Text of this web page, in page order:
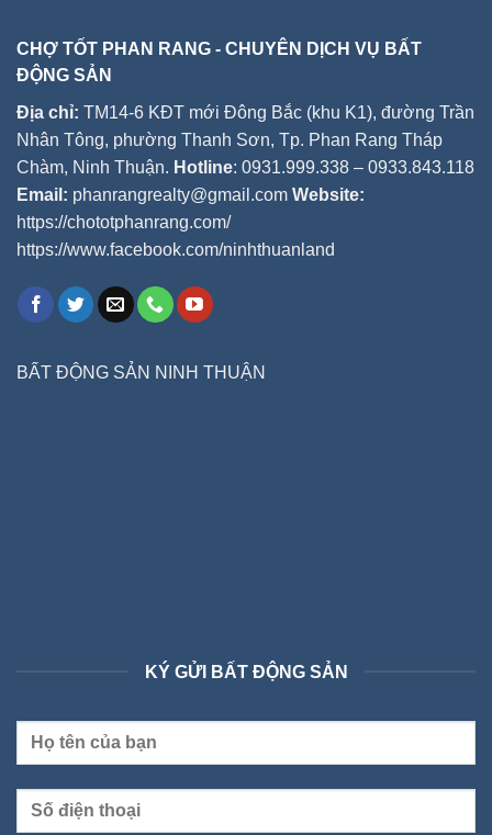
CHỢ TỐT PHAN RANG - CHUYÊN DỊCH VỤ BẤT
ĐỘNG SẢN
Địa chỉ: TM14-6 KĐT mới Đông Bắc (khu K1), đường Trần
Nhân Tông, phường Thanh Sơn, Tp. Phan Rang Tháp
Chàm, Ninh Thuận. Hotline: 0931.999.338 – 0933.843.118
Email: phanrangrealty@gmail.com Website:
https://chototphanrang.com/
https://www.facebook.com/ninhthuanland
BẤT ĐỘNG SẢN NINH THUẬN
KÝ GỬI BẤT ĐỘNG SẢN